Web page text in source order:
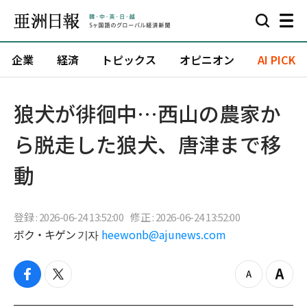
企業 経済 トピックス オピニオン AI PICK
狼犬が徘徊中…西山の農家か
ら脱走した狼犬、唐津まで移
動
登録 : 2026-06-24 13:52:00 修正 : 2026-06-24 13:52:00
ボク・キゲン 기자 heewonb@ajunews.com
f
t
z
Z